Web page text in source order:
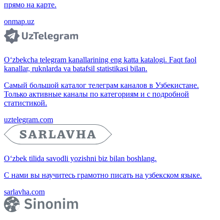
прямо на карте.
onmap.uz
O‘zbekcha telegram kanallarining eng katta katalogi. Faqt faol
kanallar, ruknlarda va batafsil statistikasi bilan.
Самый большой каталог телеграм каналов в Узбекистане.
Только активные каналы по категориям и с подробной
статистикой.
uztelegram.com
O‘zbek tilida savodli yozishni biz bilan boshlang.
С нами вы научитесь грамотно писать на узбекском языке.
sarlavha.com